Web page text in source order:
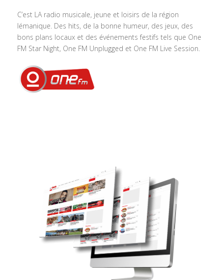
C’est LA radio musicale, jeune et loisirs de la région
lémanique. Des hits, de la bonne humeur, des jeux, des
bons plans locaux et des événements festifs tels que One
FM Star Night, One FM Unplugged et One FM Live Session.